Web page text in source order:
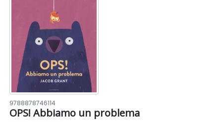
9788878746114
OPS! Abbiamo un problema